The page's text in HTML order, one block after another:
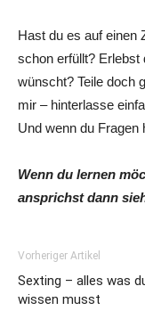
Hast du es auf einen
schon erfüllt? Erlebst
wünscht? Teile doch
mir – hinterlasse
Und wenn du
Wenn du lernen
ansprichst dann
Vorheriger Artikel
Sexting – alles was
wissen musst